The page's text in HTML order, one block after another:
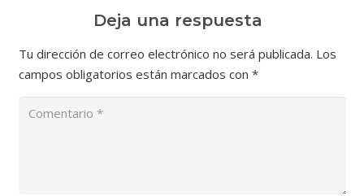
Deja una respuesta
Tu dirección de correo electrónico no será publicada. Los
campos obligatorios están marcados con *